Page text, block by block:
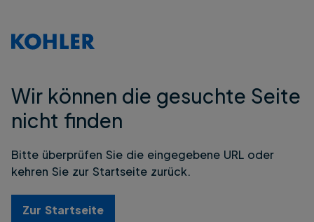
Wir können die gesuchte Seite
nicht finden
Bitte überprüfen Sie die eingegebene URL oder
kehren Sie zur Startseite zurück.
Zur Startseite